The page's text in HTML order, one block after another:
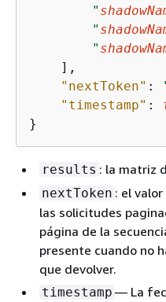
"
"
"
    ],
"nextToken" :
"timestamp" :
}
results : la matriz
nextToken : el
las solicitudes
página de la
presente cuando no
que devolver.
timestamp — La